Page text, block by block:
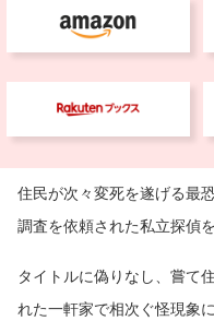
住民が次々変死を遂げる最
調査を依頼された私立探偵
タイトルに偽りなし、嘗て
れた一軒家で相次ぐ怪現象